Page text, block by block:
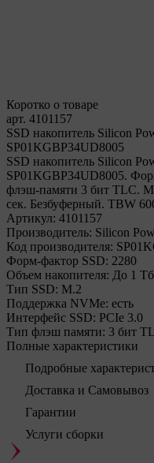
Коротко о товаре
арт. 4101157
SSD накопитель Silicon
SP01KGBP34UD8005
SSD накопитель Silicon
SP01KGBP34UD8005.
флэш-памяти 3 бит TLC.
сек. Безбуферный. TBW
Артикул: 4101157
Производитель: Silicon
Код производителя:
Форм-фактор SSD: 2280
Объем накопителя: До 1 Тб
Тип SSD: М.2
Поддержка NVMe: есть
Интерфейс SSD: PCIe 3.0
Тип флэш памяти: 3 бит
Полные характеристики
Подробные
Доставка и Самовывоз
Гарантии
Услуги сборки